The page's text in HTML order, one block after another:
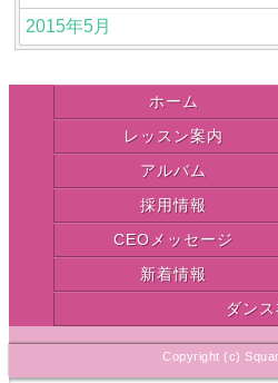
2015年5月
ホーム
レッスン案内
アルバム
採用情報
CEOメッセージ
新着情報
ダン
Copyright (c)